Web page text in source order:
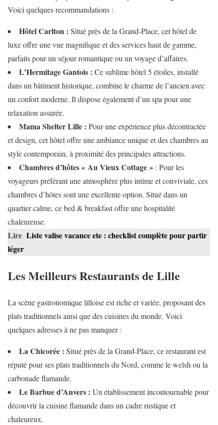
Voici quelques recommandations :
Hôtel Carlton : Situé près de la Grand-Place, cet hôtel de
luxe offre une vue magnifique et des services haut de gamme,
parfaits pour un séjour romantique ou un voyage d’affaires.
L’Hermitage Gantois : Ce sublime hôtel 5 étoiles, installé
dans un bâtiment historique, combine le charme de l’ancien avec
un confort moderne. Il dispose également d’un spa pour une
relaxation assurée.
Mama Shelter Lille : Pour une expérience plus décontractée
et design, cet hôtel offre une ambiance unique et des chambres au
style contemporain, à proximité des principales attractions.
Chambres d’hôtes « Au Vieux Cottage » : Pour les
voyageurs préférant une atmosphère plus intime et conviviale, ces
chambres d’hôtes sont une excellente option. Situé dans un
quartier calme, ce bed & breakfast offre une hospitalité
chaleureuse.
Lire Liste valise vacance ete : checklist complète pour partir
léger
Les Meilleurs Restaurants de Lille
La scène gastronomique lilloise est riche et variée, proposant des
plats traditionnels ainsi que des cuisines du monde. Voici
quelques adresses à ne pas manquer :
La Chicorée : Situé près de la Grand-Place, ce restaurant est
réputé pour ses plats traditionnels du Nord, comme le welsh ou la
carbonade flamande.
Le Barbue d’Anvers : Un établissement incontournable pour
découvrir la cuisine flamande dans un cadre rustique et
chaleureux.